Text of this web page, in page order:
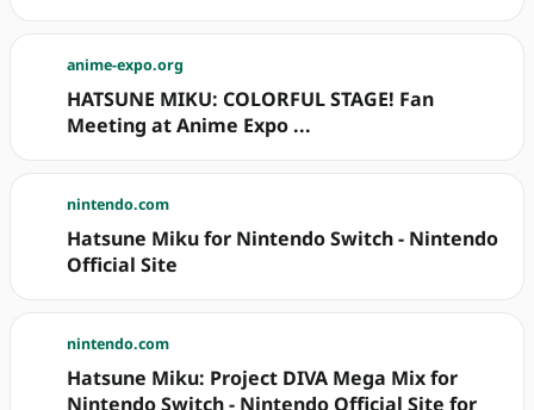
anime-expo.org
HATSUNE MIKU: COLORFUL STAGE! Fan
Meeting at Anime Expo ...
nintendo.com
Hatsune Miku for Nintendo Switch - Nintendo
Official Site
nintendo.com
Hatsune Miku: Project DIVA Mega Mix for
Nintendo Switch - Nintendo Official Site for